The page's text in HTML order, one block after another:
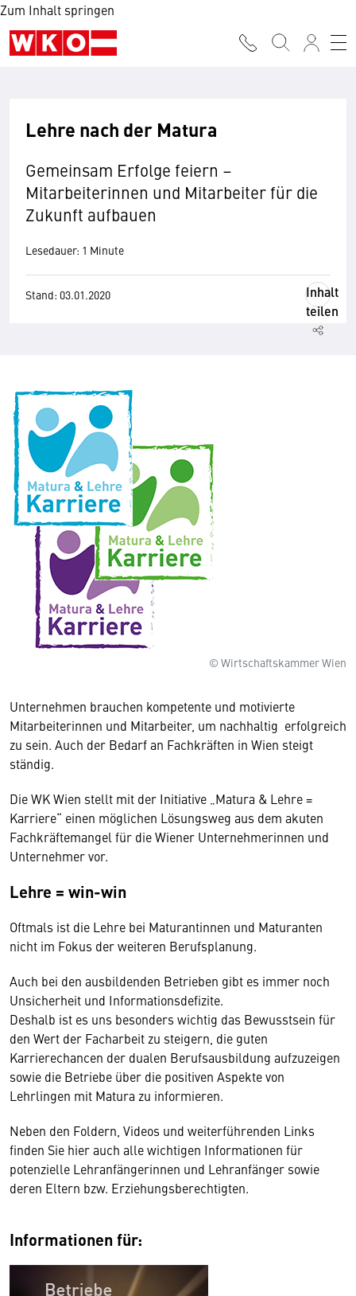
Zum Inhalt springen
Lehre nach der Matura
Gemeinsam Erfolge feiern –
Mitarbeiterinnen und Mitarbeiter für die
Zukunft aufbauen
Lesedauer: 1 Minute
Stand: 03.01.2020
Inhalt
teilen
© Wirtschaftskammer Wien
Unternehmen brauchen kompetente und motivierte
Mitarbeiterinnen und Mitarbeiter, um nachhaltig erfolgreich
zu sein. Auch der Bedarf an Fachkräften in Wien steigt
ständig.
Die WK Wien stellt mit der Initiative „Matura & Lehre =
Karriere“ einen möglichen Lösungsweg aus dem akuten
Fachkräftemangel für die Wiener Unternehmerinnen und
Unternehmer vor.
Lehre = win-win
Oftmals ist die Lehre bei Maturantinnen und Maturanten
nicht im Fokus der weiteren Berufsplanung.
Auch bei den ausbildenden Betrieben gibt es immer noch
Unsicherheit und Informationsdefizite.
Deshalb ist es uns besonders wichtig das Bewusstsein für
den Wert der Facharbeit zu steigern, die guten
Karrierechancen der dualen Berufsausbildung aufzuzeigen
sowie die Betriebe über die positiven Aspekte von
Lehrlingen mit Matura zu informieren.
Neben den Foldern, Videos und weiterführenden Links
finden Sie hier auch alle wichtigen Informationen für
potenzielle Lehranfängerinnen und Lehranfänger sowie
deren Eltern bzw. Erziehungsberechtigten.
Informationen für: